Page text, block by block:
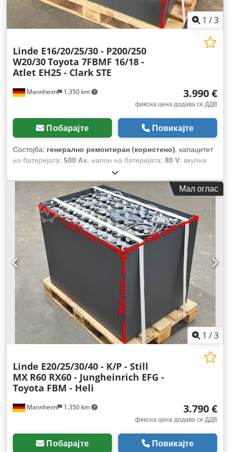
1 /3
Mannheim 1.350 km
Linde E16/20/25/30 - P200/250
W20/30Toyota 7FBMF 16/18 -
Atlet EH25 - Clark STE
3.990 €
фиксна цена додава се ДДВ
Побарајте Повикајте
Состојба: генерално ремонтиран (користено), капацитет
на батеријата: 500 Ах, напон на батеријата: 80 V, вкупна
, вкупна должина:
708 мм,
Мал оглас
1 /3
Mannheim 1.350 km
Linde E20/25/30/40 - K/P - Still
MX R60 RX60 - Jungheinrich EFG -
Toyota FBM - Heli
3.790 €
фиксна цена додава се ДДВ
Побарајте Повикајте